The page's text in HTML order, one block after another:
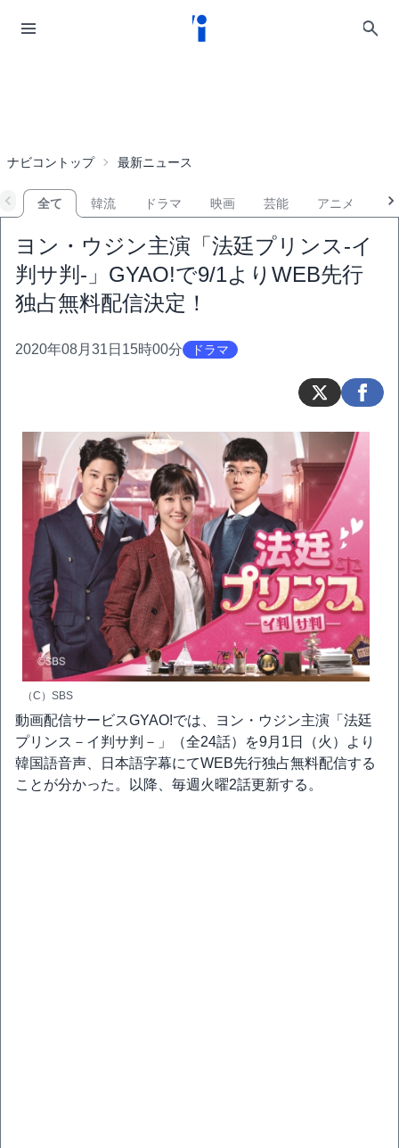
ナビコントップ 最新ニュース
全て 韓流 ドラマ 映画 芸能 アニメ
ヨン・ウジン主演「法廷プリンス-イ
判サ判-」GYAO!で9/1よりWEB先行
独占無料配信決定！
2020年08月31日15時00分 ドラマ
（C）SBS
動画配信サービスGYAO!では、ヨン・ウジン主演「法廷
プリンス－イ判サ判－」（全24話）を9月1日（火）より
韓国語音声、日本語字幕にてWEB先行独占無料配信する
ことが分かった。以降、毎週火曜2話更新する。